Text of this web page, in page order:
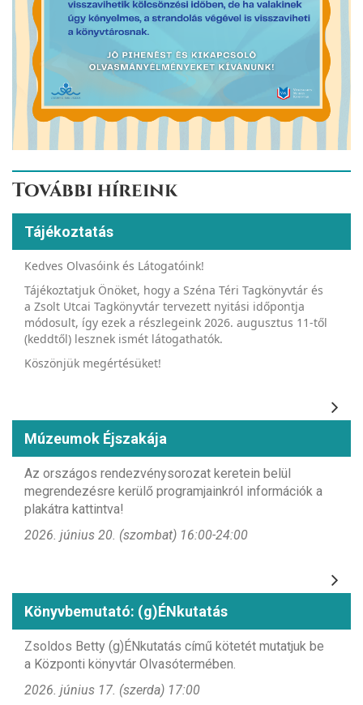
További híreink
Tájékoztatás
Kedves Olvasóink és Látogatóink!
Tájékoztatjuk Önöket, hogy a Széna Téri Tagkönyvtár és
a Zsolt Utcai Tagkönyvtár tervezett nyitási időpontja
módosult, így ezek a részlegeink 2026. augusztus 11-től
(keddtől) lesznek ismét látogathatók.
Köszönjük megértésüket!
Múzeumok Éjszakája
Az országos rendezvénysorozat keretein belül
megrendezésre kerülő programjainkról információk a
plakátra kattintva!
2026. június 20. (szombat) 16:00-24:00
Könyvbemutató: (g)ÉNkutatás
Zsoldos Betty (g)ÉNkutatás című kötetét mutatjuk be
a Központi könyvtár Olvasótermében.
2026. június 17. (szerda) 17:00